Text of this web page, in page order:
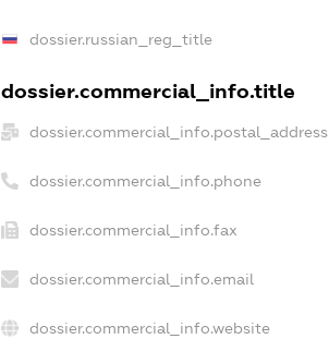
dossier.russian_reg_title
dossier.commercial_info.title
dossier.commercial_info.postal_address
dossier.commercial_info.phone
dossier.commercial_info.fax
dossier.commercial_info.email
dossier.commercial_info.website